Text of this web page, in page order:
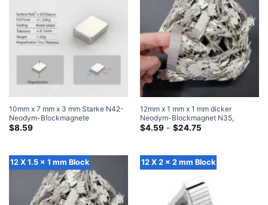
10mm x 7 mm x 3 mm Starke N42-
Neodym-Blockmagnete
Leistungsstarke rechteckige
$8.59
12mm x 1 mm x 1 mm dicker
Neodym-Blockmagnet N35,
superstarker 12 x 1 x 1 mm großer,
$4.59 – $24.75Preisklasse:
12 X 1.5 x 1 mm Block 12 X 2 x 2 mm Block